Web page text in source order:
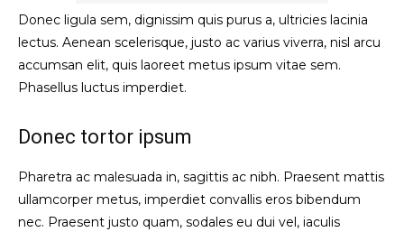
Donec ligula sem, dignissim quis purus a, ultricies lacinia
lectus. Aenean scelerisque, justo ac varius viverra, nisl arcu
accumsan elit, quis laoreet metus ipsum vitae sem.
Phasellus luctus imperdiet.
Donec tortor ipsum
Pharetra ac malesuada in, sagittis ac nibh. Praesent mattis
ullamcorper metus, imperdiet convallis eros bibendum
nec. Praesent justo quam, sodales eu dui vel, iaculis